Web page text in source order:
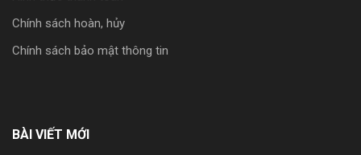
Chính sách hoàn, hủy
Chính sách bảo mật thông tin
BÀI VIẾT MỚI